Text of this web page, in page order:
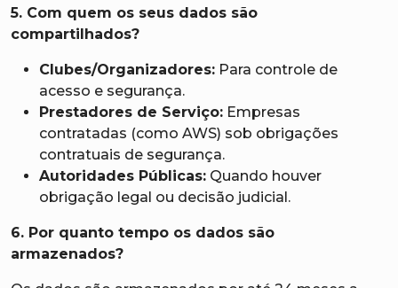
5. Com quem os seus dados são
compartilhados?
Clubes/Organizadores: Para controle de
acesso e segurança.
Prestadores de Serviço: Empresas
contratadas (como AWS) sob obrigações
contratuais de segurança.
Autoridades Públicas: Quando houver
obrigação legal ou decisão judicial.
6. Por quanto tempo os dados são
armazenados?